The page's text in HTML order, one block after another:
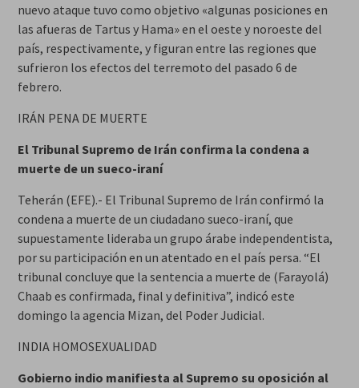
nuevo ataque tuvo como objetivo «algunas posiciones en
las afueras de Tartus y Hama» en el oeste y noroeste del
país, respectivamente, y figuran entre las regiones que
sufrieron los efectos del terremoto del pasado 6 de
febrero.
IRÁN PENA DE MUERTE
El Tribunal Supremo de Irán confirma la condena a
muerte de un sueco-iraní
Teherán (EFE).- El Tribunal Supremo de Irán confirmó la
condena a muerte de un ciudadano sueco-iraní, que
supuestamente lideraba un grupo árabe independentista,
por su participación en un atentado en el país persa. “El
tribunal concluye que la sentencia a muerte de (Farayolá)
Chaab es confirmada, final y definitiva”, indicó este
domingo la agencia Mizan, del Poder Judicial.
INDIA HOMOSEXUALIDAD
Gobierno indio manifiesta al Supremo su oposición al